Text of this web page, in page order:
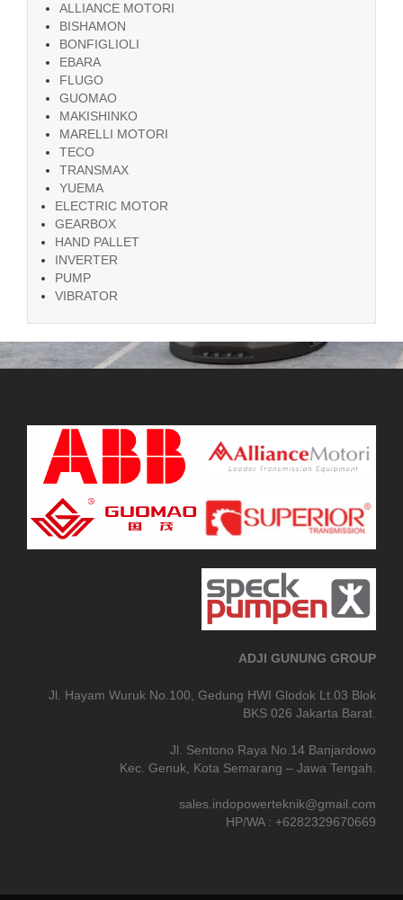
ALLIANCE MOTORI
BISHAMON
BONFIGLIOLI
EBARA
FLUGO
GUOMAO
MAKISHINKO
MARELLI MOTORI
TECO
TRANSMAX
YUEMA
ELECTRIC MOTOR
GEARBOX
HAND PALLET
INVERTER
PUMP
VIBRATOR
ADJI GUNUNG GROUP
Jl. Hayam Wuruk No.100, Gedung HWI Glodok Lt.03 Blok
BKS 026 Jakarta Barat.
Jl. Sentono Raya No.14 Banjardowo
Kec. Genuk, Kota Semarang – Jawa Tengah.
sales.indopowerteknik@gmail.com
HP/WA : +6282329670669